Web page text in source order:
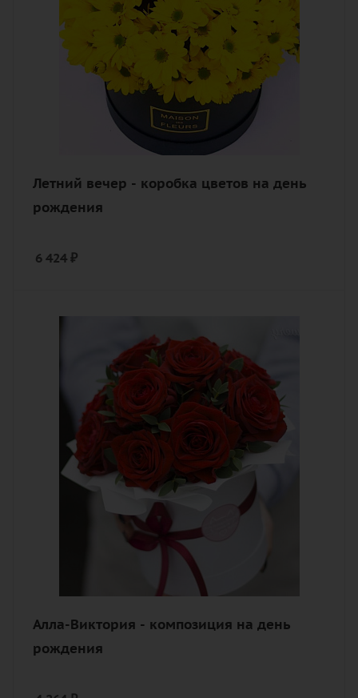
шляпная коробка
Летний вечер - коробка цветов на день
рождения
6 424 ₽
Количество
алый, бордовый, красный, чайный
Описание
роза, эвкалипт, оазис, лента, шляпная
коробка
Алла-Виктория - композиция на день
рождения